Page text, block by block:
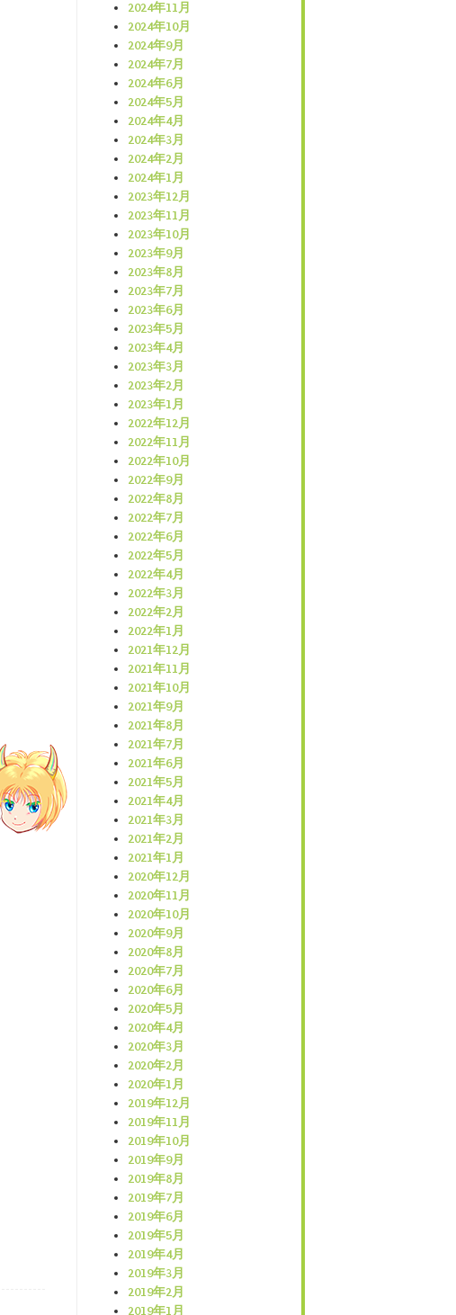
2024年11月
2024年10月
2024年9月
2024年7月
2024年6月
2024年5月
2024年4月
2024年3月
2024年2月
2024年1月
2023年12月
2023年11月
2023年10月
2023年9月
2023年8月
2023年7月
2023年6月
2023年5月
2023年4月
2023年3月
2023年2月
2023年1月
2022年12月
2022年11月
2022年10月
2022年9月
2022年8月
2022年7月
2022年6月
2022年5月
2022年4月
2022年3月
2022年2月
2022年1月
2021年12月
2021年11月
2021年10月
2021年9月
2021年8月
2021年7月
2021年6月
2021年5月
2021年4月
2021年3月
2021年2月
2021年1月
2020年12月
2020年11月
2020年10月
2020年9月
2020年8月
2020年7月
2020年6月
2020年5月
2020年4月
2020年3月
2020年2月
2020年1月
2019年12月
2019年11月
2019年10月
2019年9月
2019年8月
2019年7月
2019年6月
2019年5月
2019年4月
2019年3月
2019年2月
2019年1月